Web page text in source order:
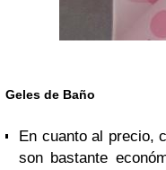
Geles de Baño
En cuanto al precio,
son bastante